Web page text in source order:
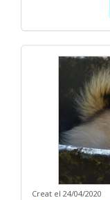
Creat el 24/04/2020